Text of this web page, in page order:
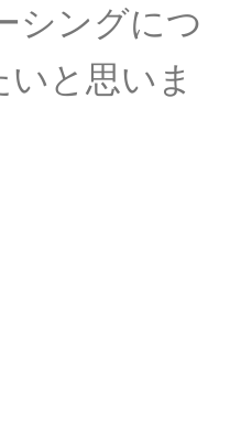
シングにつ
と思いま